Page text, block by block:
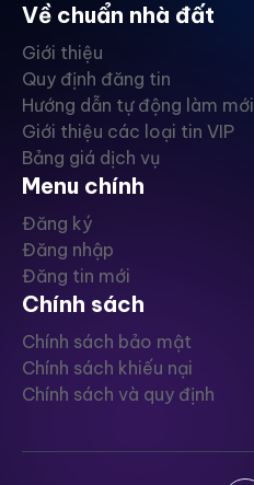
Về chuẩn nhà đất
Giới thiệu
Quy định đăng tin
Hướng dẫn tự động làm mới
Giới thiệu các loại tin VIP
Bảng giá dịch vụ
Menu chính
Đăng ký
Đăng nhập
Đăng tin mới
Chính sách
Chính sách bảo mật
Chính sách khiếu nại
Chính sách và quy định